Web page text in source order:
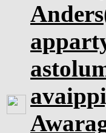
Anders